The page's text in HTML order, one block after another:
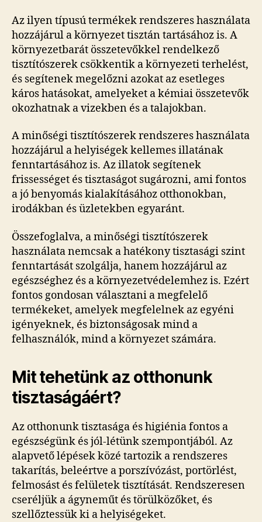
Az ilyen típusú termékek rendszeres használata
hozzájárul a környezet tisztán tartásához is. A
környezetbarát összetevőkkel rendelkező
tisztítószerek csökkentik a környezeti terhelést,
és segítenek megelőzni azokat az esetleges
káros hatásokat, amelyeket a kémiai összetevők
okozhatnak a vizekben és a talajokban.
A minőségi tisztítószerek rendszeres használata
hozzájárul a helyiségek kellemes illatának
fenntartásához is. Az illatok segítenek
frissességet és tisztaságot sugározni, ami fontos
a jó benyomás kialakításához otthonokban,
irodákban és üzletekben egyaránt.
Összefoglalva, a minőségi tisztítószerek
használata nemcsak a hatékony tisztasági szint
fenntartását szolgálja, hanem hozzájárul az
egészséghez és a környezetvédelemhez is. Ezért
fontos gondosan választani a megfelelő
termékeket, amelyek megfelelnek az egyéni
igényeknek, és biztonságosak mind a
felhasználók, mind a környezet számára.
Mit tehetünk az otthonunk
tisztaságáért?
Az otthonunk tisztasága és higiénia fontos a
egészségünk és jól-létünk szempontjából. Az
alapvető lépések közé tartozik a rendszeres
takarítás, beleértve a porszívózást, portörlést,
felmosást és felületek tisztítását. Rendszeresen
cseréljük a ágyneműt és törülközőket, és
szellőztessük ki a helyiségeket.